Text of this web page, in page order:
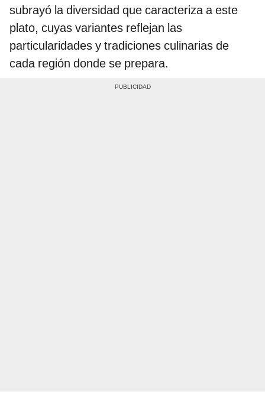
subrayó la diversidad que caracteriza a este
plato, cuyas variantes reflejan las
particularidades y tradiciones culinarias de
cada región donde se prepara.